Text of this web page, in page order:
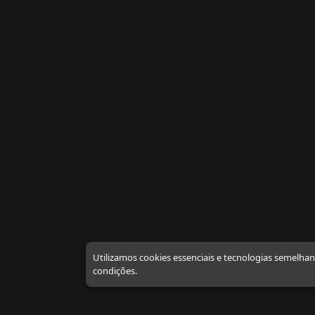
Utilizamos cookies essenciais e tecnologias
condições.